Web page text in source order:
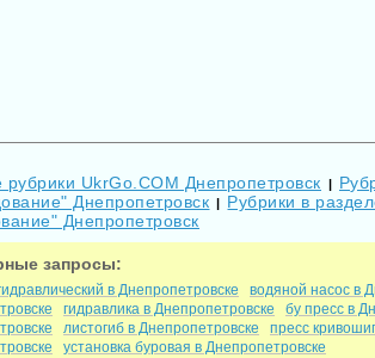
рубрики UkrGo.COM Днепропетровск
Днепропетровск
Рубрики в
Днепропетровск
запросы:
в Днепропетровске
водяной насос в
гидравлика в Днепропетровске
бу пресс в
листогиб в Днепропетровске
пресс
установка буровая в Днепропетровске